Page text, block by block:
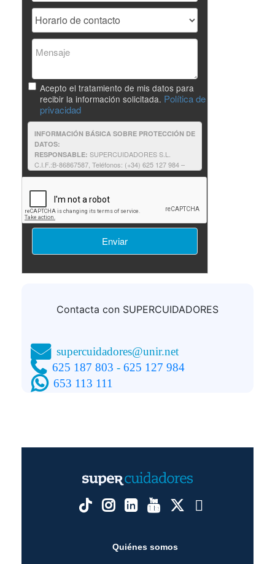
Acepto el tratamiento de mis datos para
recibir la información solicitada. Política de
privacidad
INFORMACIÓN BÁSICA SOBRE PROTECCIÓN DE
DATOS:
RESPONSABLE: SUPERCUIDADORES S.L.
C.I.F.:B-86867587, Teléfonos: (+34) 625 127 984 –
su solicitud de información, así como proporcionarle
cualquier otra relacionada que pudiera resultar de su
interés relativa a formación impartida por
SUPERCUIDADORES.
No comunicamos sus datos fuera
de nuestra organización o empresas afines.
información adicional.
privacidadContacta con SUPERCUIDADORES
supercuidadores@unir.net
625 187 803 - 625 127 984
653 113 111
Quiénes somos